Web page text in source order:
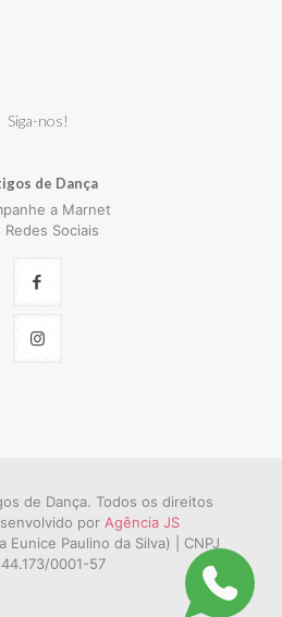
Siga-nos!
de Dança
a Marnet
Redes Sociais
de Dança. Todos os direitos
por Agência JS
Eunice Paulino da Silva) | CNPJ
0001-57